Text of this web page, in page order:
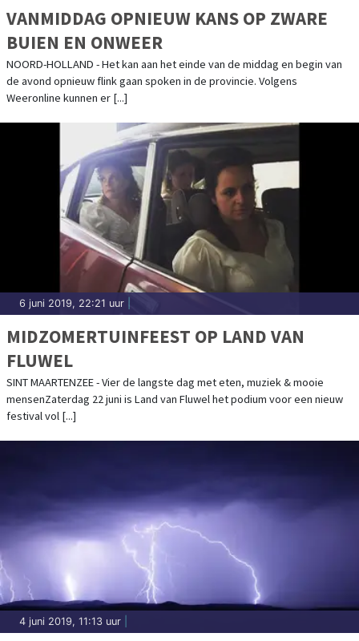
VANMIDDAG OPNIEUW KANS OP ZWARE
BUIEN EN ONWEER
NOORD-HOLLAND - Het kan aan het einde van de middag en begin van
de avond opnieuw flink gaan spoken in de provincie. Volgens
Weeronline kunnen er [...]
6 juni 2019, 22:21 uur
MIDZOMERTUINFEEST OP LAND VAN
FLUWEL
SINT MAARTENZEE - Vier de langste dag met eten, muziek & mooie
mensenZaterdag 22 juni is Land van Fluwel het podium voor een nieuw
festival vol [...]
4 juni 2019, 11:13 uur